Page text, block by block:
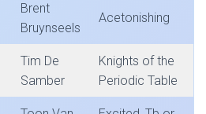
Brent
Bruynseels
Acetonishing
Tim De
Samber
Knights of the
Periodic Table